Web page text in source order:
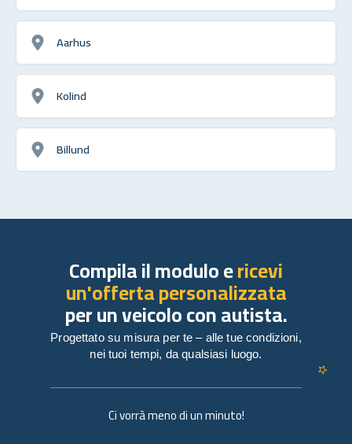
Aarhus
Kolind
Billund
Ci vorrà meno di un minuto!
Compila il modulo ericevi
un'offerta personalizzata
per un veicolo con autista.
Progettato su misura per te – alle tue condizioni,
nei tuoi tempi, da qualsiasi luogo.